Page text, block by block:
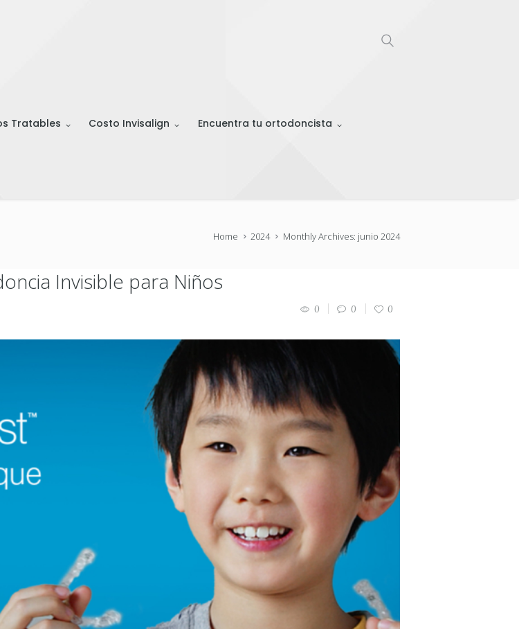
Tratables Costo Invisalign Encuentra tu ortodoncista
Home 2024 Monthly Archives: junio 2024
Invisible para Niños
0 0 0